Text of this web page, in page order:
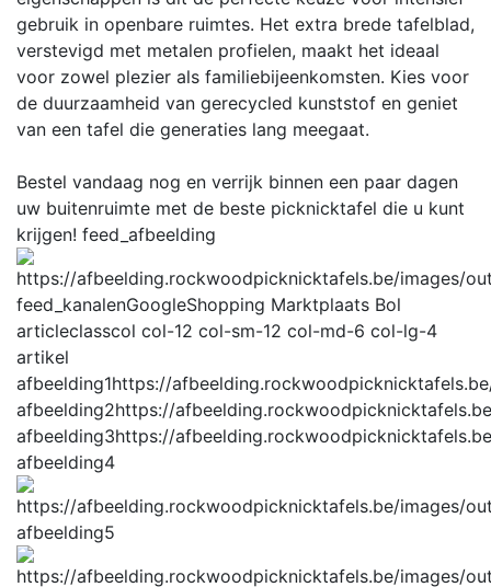
gebruik in openbare ruimtes. Het extra brede tafelblad,
verstevigd met metalen profielen, maakt het ideaal
voor zowel plezier als familiebijeenkomsten. Kies voor
de duurzaamheid van gerecycled kunststof en geniet
van een tafel die generaties lang meegaat.
Bestel vandaag nog en verrijk binnen een paar dagen
uw buitenruimte met de beste picknicktafel die u kunt
krijgen! feed_afbeelding
feed_kanalenGoogleShopping Marktplaats Bol
articleclasscol col-12 col-sm-12 col-md-6 col-lg-4
artikel
afbeelding1https://
afbeelding2https://
afbeelding3https://
afbeelding4
afbeelding5